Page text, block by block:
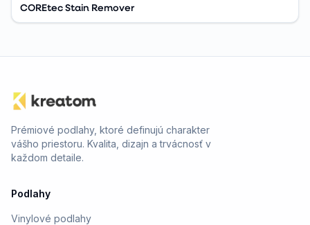
COREtec Stain Remover
Prémiové podlahy, ktoré definujú charakter
vášho priestoru. Kvalita, dizajn a trvácnosť v
každom detaile.
Podlahy
Vinylové podlahy